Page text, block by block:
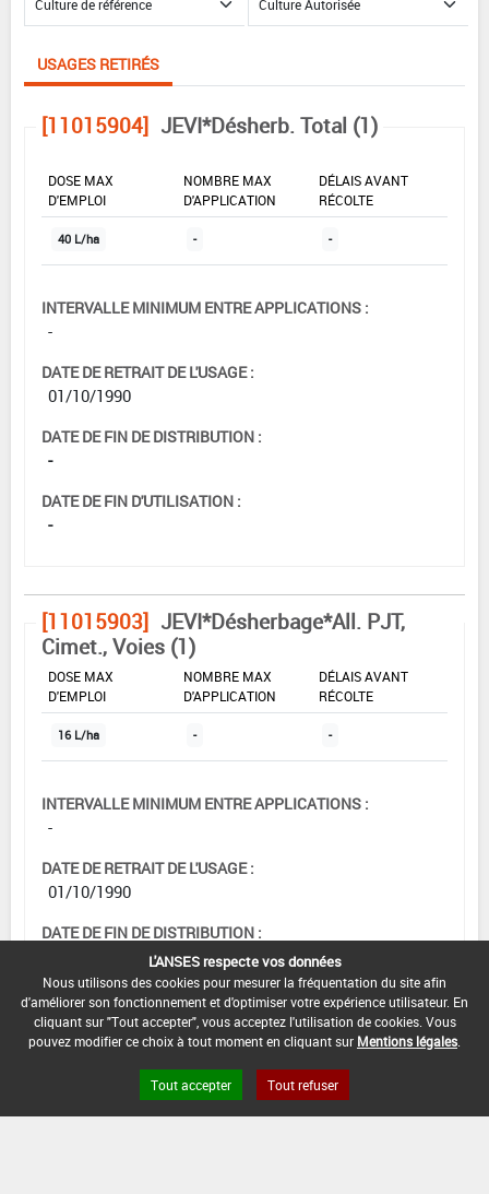
USAGES RETIRÉS
[11015904] JEVI*Désherb. Total (1)
DOSE MAX
D'EMPLOI
NOMBRE MAX
D'APPLICATION
DÉLAIS AVANT
RÉCOLTE
40 L/ha - -
INTERVALLE MINIMUM ENTRE APPLICATIONS :
-
DATE DE RETRAIT DE L'USAGE :
01/10/1990
DATE DE FIN DE DISTRIBUTION :
-
DATE DE FIN D'UTILISATION :
-
[11015903] JEVI*Désherbage*All. PJT,
Cimet., Voies (1)
DOSE MAX
D'EMPLOI
NOMBRE MAX
D'APPLICATION
DÉLAIS AVANT
RÉCOLTE
16 L/ha - -
INTERVALLE MINIMUM ENTRE APPLICATIONS :
-
DATE DE RETRAIT DE L'USAGE :
01/10/1990
DATE DE FIN DE DISTRIBUTION :
DATE DE FIN D'UTILISATION :
-
L'ANSES respecte vos données
Nous utilisons des cookies pour mesurer la fréquentation du site afin
d'améliorer son fonctionnement et d'optimiser votre expérience utilisateur. En
cliquant sur "Tout accepter", vous acceptez l'utilisation de cookies. Vous
pouvez modifier ce choix à tout moment en cliquant sur Mentions légales
Tout accepter Tout refuser